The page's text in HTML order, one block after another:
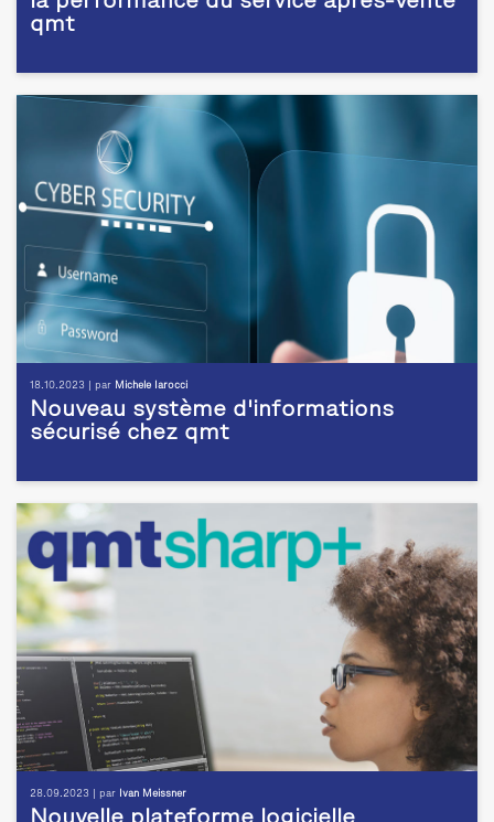
qmt
18.10.2023 | par Michele Iarocci
Nouveau système d'informations
sécurisé chez qmt
28.09.2023 | par Ivan Meissner